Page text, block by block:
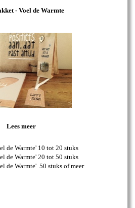
- Voel de Warmte
Lees meer
de Warmte' 10 tot 20 stuks
de Warmte' 20 tot 50 stuks
de Warmte' 50 stuks of meer